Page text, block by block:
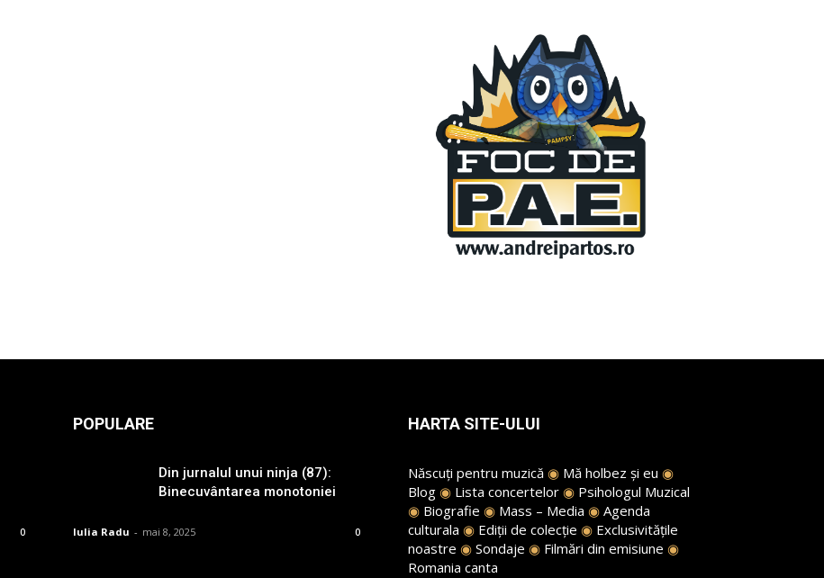
0
POPULARE
Din jurnalul unui ninja (87):
Binecuvântarea monotoniei
Iulia Radu - mai 8, 2025 0
HARTA SITE-ULUI
Născuți pentru muzică ◉ Mă holbez și eu ◉
Blog ◉ Lista concertelor ◉ Psihologul Muzical
◉ Biografie ◉ Mass – Media ◉ Agenda
culturala ◉ Ediții de colecție ◉ Exclusivitățile
noastre ◉ Sondaje ◉ Filmări din emisiune ◉
Romania canta